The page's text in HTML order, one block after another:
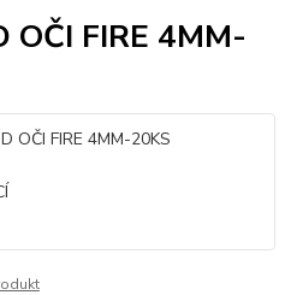
OČI FIRE 4MM-